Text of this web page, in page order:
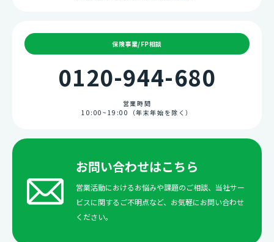
保険事業/FP相談
0120-944-680
営業時間
10:00~19:00（年末年始を除く）
お問い合わせはこちら
営業活動におけるお悩みや課題のご相談、当社サー
ビスに関するご不明点など、お気軽にお問い合わせ
ください。